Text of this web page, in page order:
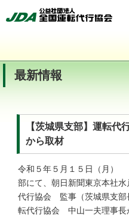
最新情報
【茨城県支部】運転代
から取材
令和５年５月１５日（月）
部にて、朝日新聞東京本社
代行協会 監事（茨城県支部
転代行協会 中山一夫理事長